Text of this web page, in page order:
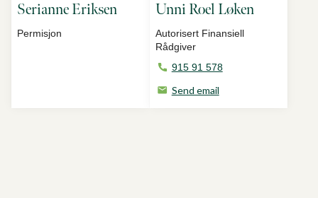
Serianne Eriksen
Permisjon
Unni Roel Løken
Autorisert Finansiell
Rådgiver
915 91 578
Send email